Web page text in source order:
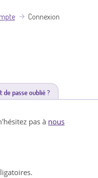
Connexion
de passe oublié ?
pas à nous